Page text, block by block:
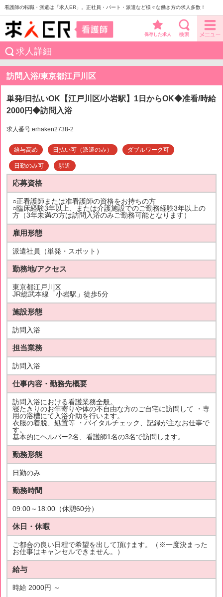
看護師の転職・派遣は「求人ER」。正社員・パート・派遣など様々な働き方の求人多数！
保存した求人
求人詳細
訪問入浴/東京都江戸川区
単発/日払いOK【江戸川区/小岩駅】1日からOK◆准看/時給
2000円◆訪問入浴
求人番号:erhaken2738-2
給与高め 日払い可（派遣のみ） ダブルワーク可
日勤のみ可 駅近
応募資格
○正看護師または准看護師の資格をお持ちの方
○臨床経験3年以上、または介護施設でのご勤務経験3年以上の
方（3年未満の方は訪問入浴のみご勤務可能となります）
雇用形態
派遣社員（単発・スポット）
勤務地/アクセス
東京都江戸川区
JR総武本線「小岩駅」徒歩5分
施設形態
訪問入浴
担当業務
訪問入浴
仕事内容・勤務先概要
訪問入浴における看護業務全般。
寝たきりのお年寄りや体の不自由な方のご自宅に訪問して ・専
用の浴槽にて入浴介助を行います。
衣服の着脱、処置等 ・バイタルチェック、記録が主なお仕事で
す。
基本的にヘルパー2名、看護師1名の3名で訪問します。
勤務形態
日勤のみ
勤務時間
09:00～18:00（休憩60分）
休日・休暇
ご都合の良い日程で希望を出して頂けます。（※一度決まった
お仕事はキャンセルできません。）
給与
時給 2000円 ～